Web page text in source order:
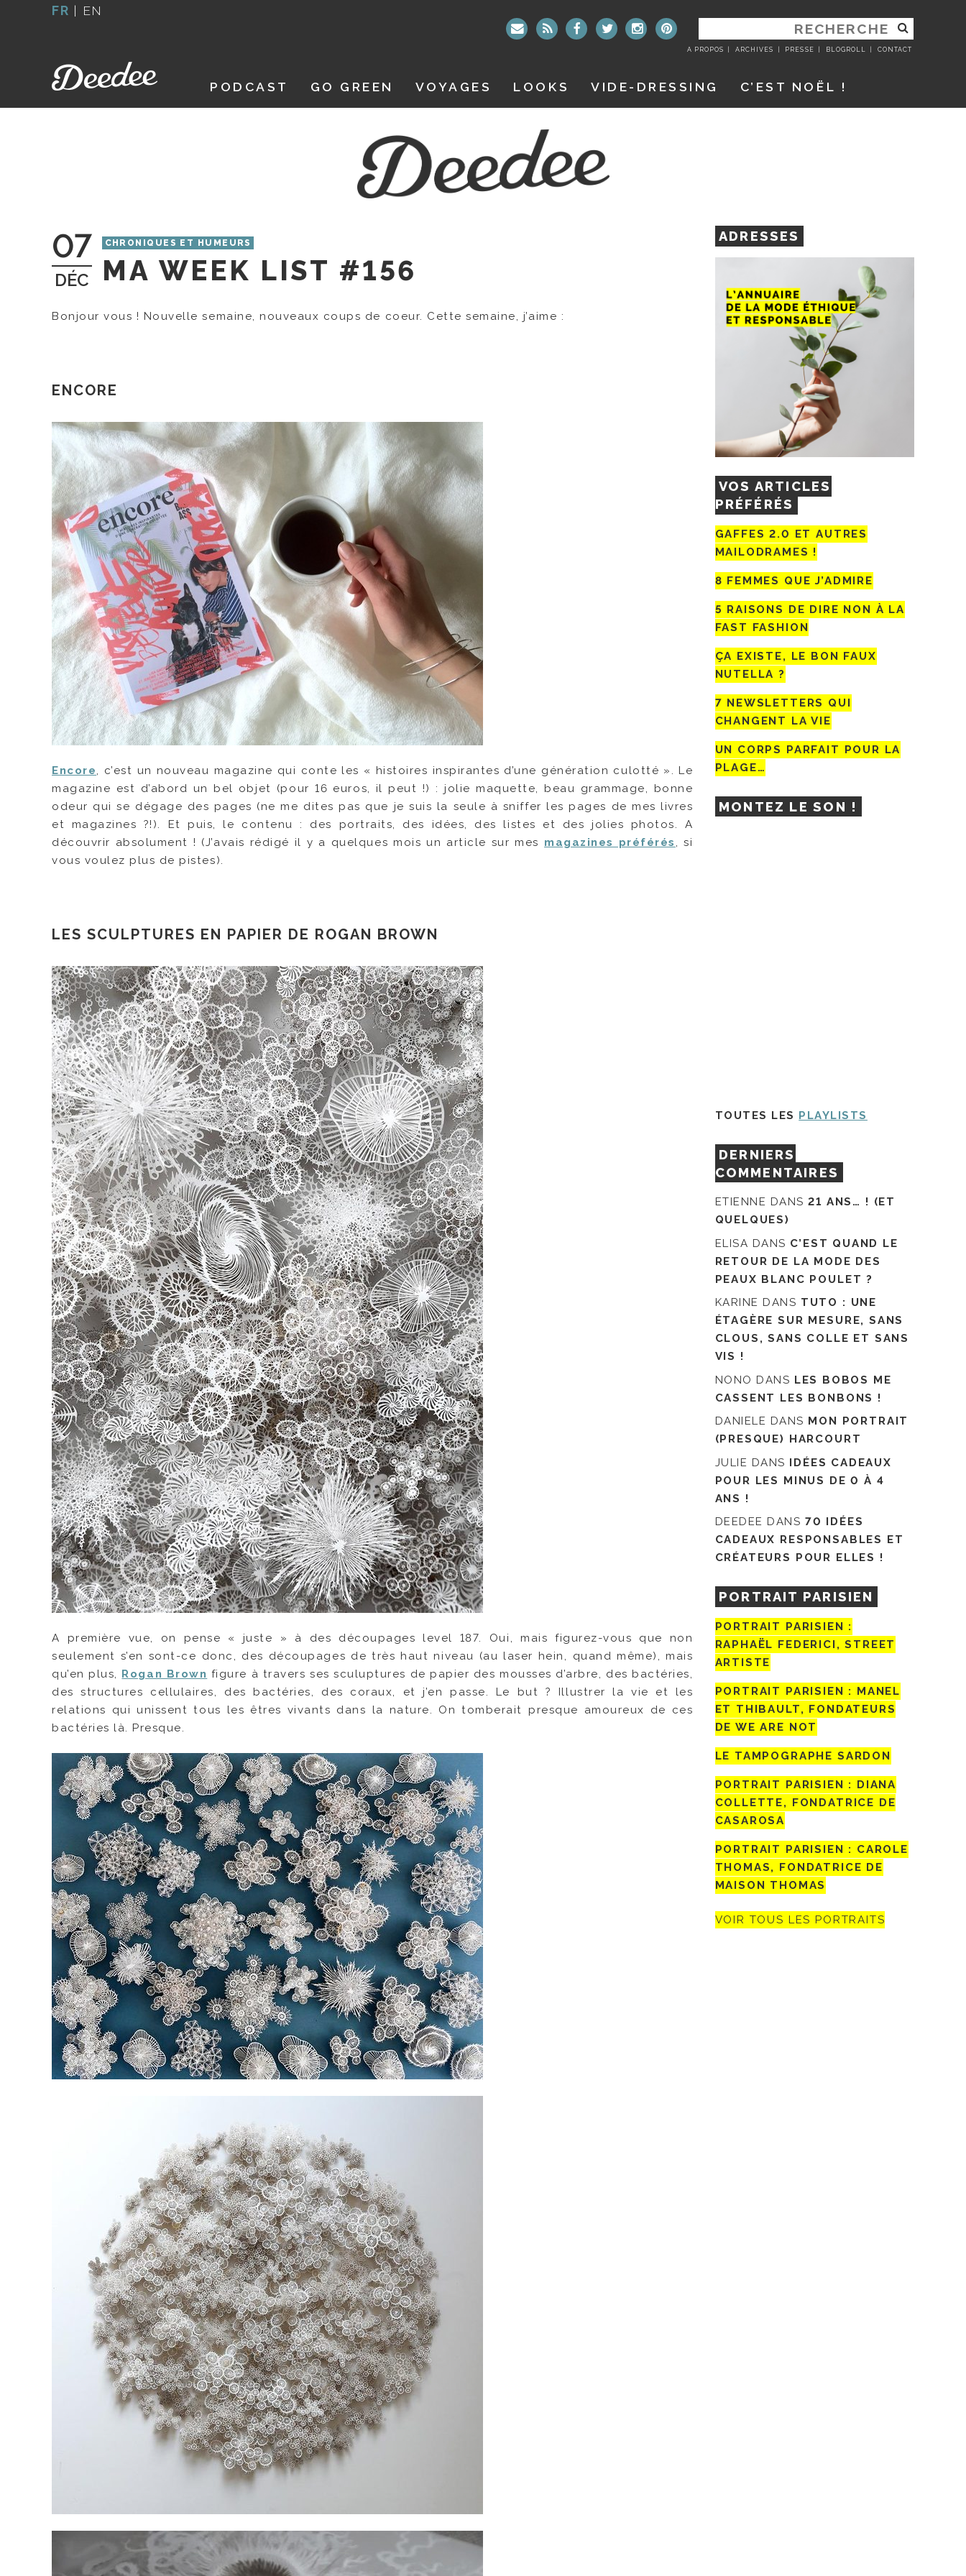
FR | EN
RECHERCHER
:
A PROPOS ARCHIVES PRESSE BLOGROLL CONTACT
PODCAST GO GREEN VOYAGES LOOKS VIDE-DRESSING C’EST NOËL !
07
DÉC
CHRONIQUES ET HUMEURS
MA WEEK LIST #156
Bonjour vous ! Nouvelle semaine, nouveaux coups de coeur. Cette semaine, j’aime :
ENCORE
Encore, c’est un nouveau magazine qui conte les « histoires inspirantes d’une génération culotté ». Le
magazine est d’abord un bel objet (pour 16 euros, il peut !) : jolie maquette, beau grammage, bonne
odeur qui se dégage des pages (ne me dites pas que je suis la seule à sniffer les pages de mes livres
et magazines ?!). Et puis, le contenu : des portraits, des idées, des listes et des jolies photos. A
découvrir absolument ! (J’avais rédigé il y a quelques mois un article sur mes magazines préférés , si
vous voulez plus de pistes).
LES SCULPTURES EN PAPIER DE ROGAN BROWN
A première vue, on pense « juste » à des découpages level 187. Oui, mais figurez-vous que non
seulement s’en sont-ce donc, des découpages de très haut niveau (au laser hein, quand même), mais
qu’en plus, Rogan Brown figure à travers ses sculuptures de papier des mousses d’arbre, des bactéries,
des structures cellulaires, des bactéries, des coraux, et j’en passe. Le but ? Illustrer la vie et les
relations qui unissent tous les êtres vivants dans la nature. On tomberait presque amoureux de ces
bactéries là. Presque.
ADRESSES
VOS ARTICLES
PRÉFÉRÉS
GAFFES 2.0 ET AUTRES
MAILODRAMES !
8 FEMMES QUE J’ADMIRE
5 RAISONS DE DIRE NON À LA
FAST FASHION
ÇA EXISTE, LE BON FAUX
NUTELLA ?
7 NEWSLETTERS QUI
CHANGENT LA VIE
UN CORPS PARFAIT POUR LA
PLAGE…
MONTEZ LE SON !
TOUTES LES PLAYLISTS
DERNIERS
COMMENTAIRES
ETIENNE DANS21 ANS… ! (ET
QUELQUES)
ELISA DANS C’EST QUAND LE
RETOUR DE LA MODE DES
PEAUX BLANC POULET ?
KARINE DANS TUTO : UNE
ÉTAGÈRE SUR MESURE, SANS
CLOUS, SANS COLLE ET SANS
VIS !
NONO DANS LES BOBOS ME
CASSENT LES BONBONS !
DANIELE DANS MON PORTRAIT
(PRESQUE) HARCOURT
JULIE DANS IDÉES CADEAUX
POUR LES MINUS DE 0 À 4
ANS !
DEEDEE DANS 70 IDÉES
CADEAUX RESPONSABLES ET
CRÉATEURS POUR ELLES !
PORTRAIT PARISIEN
PORTRAIT PARISIEN :
RAPHAËL FEDERICI, STREET
ARTISTE
PORTRAIT PARISIEN : MANEL
ET THIBAULT, FONDATEURS
DE WE ARE NOT
LE TAMPOGRAPHE SARDON
PORTRAIT PARISIEN : DIANA
COLLETTE, FONDATRICE DE
CASAROSA
PORTRAIT PARISIEN : CAROLE
THOMAS, FONDATRICE DE
MAISON THOMAS
VOIR TOUS LES PORTRAITS